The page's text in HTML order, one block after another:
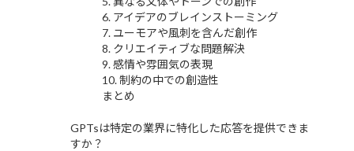
6. アイデアのブレインストーミング
7. ユーモアや風刺を含んだ創作
8. クリエイティブな問題解決
9. 感情や雰囲気の表現
10. 制約の中での創造性
まとめ
GPTsは特定の業界に特化した応答を提供できま
すか？